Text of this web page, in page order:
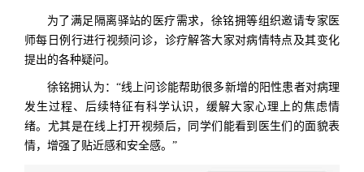
为了满足隔离驿站的医疗需求，徐铭拥等组织邀请专家医
师每日例行进行视频问诊，诊疗解答大家对病情特点及其变化
提出的各种疑问。
徐铭拥认为：“线上问诊能帮助很多新增的阳性患者对病理
发生过程、后续特征有科学认识，缓解大家心理上的焦虑情
绪。尤其是在线上打开视频后，同学们能看到医生们的面貌表
情，增强了贴近感和安全感。”